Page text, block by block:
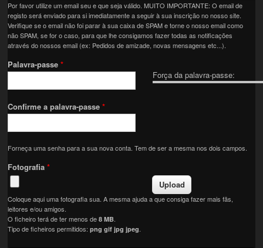
Por favor utilize um email seu e que seja válido. MUITO IMPORTANTE: O email de
registo será enviado para si imediatamente a seguir à sua inscrição no nosso site.
Verifique se o email não foi parar à sua caixa de SPAM e torne o nosso email como
não SPAM, se for o caso, para que lhe consigamos fazer todas as notificações
através do nossos email (ex: Pedidos de amizade, novas mensagens etc...).
Força da palavra-passe:
Palavra-passe*
Confirme a palavra-passe*
Forneça uma senha para a sua nova conta. Tem de ser a mesma nos dois campos.
Fotografia*
Coloque aqui uma fotografia sua. A mesma ajuda a que consiga fazer mais fãs,
leitores e/ou amigos.
O ficheiro terá de ter menos de8 MB
Tipo de ficheiros permitidos:png gif jpg jpeg